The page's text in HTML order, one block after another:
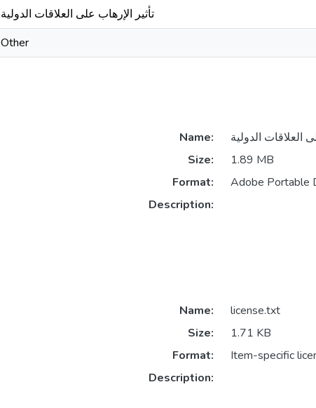
تأثير الإرهاب على العلاقات الدولية
Other
Name:
Size:
1.89 MB
Format:
Adobe Portable
Description:
Name:
license.txt
Size:
1.71 KB
Format:
Item-specific
Description: